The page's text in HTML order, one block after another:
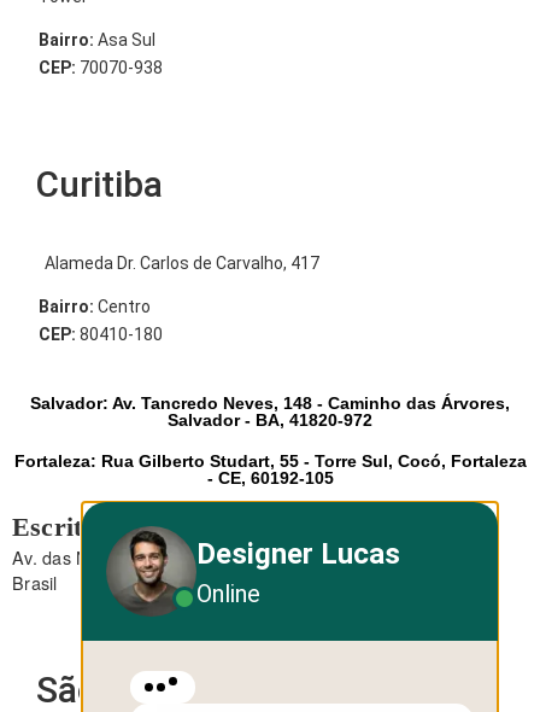
Bairro: Asa Sul
CEP: 70070-938
Curitiba
Alameda Dr. Carlos de Carvalho, 417
Bairro: Centro
CEP: 80410-180
Salvador: Av. Tancredo Neves, 148 - Caminho das Árvores,
Salvador - BA, 41820-972
Fortaleza: Rua Gilberto Studart, 55 - Torre Sul, Cocó, Fortaleza
- CE, 60192-105
Escritório São Paulo
Av. das Nações Unidas, 12.495 - Brooklin - São Paulo - SP -
Brasil
São Paulo
Designer Lucas
Online